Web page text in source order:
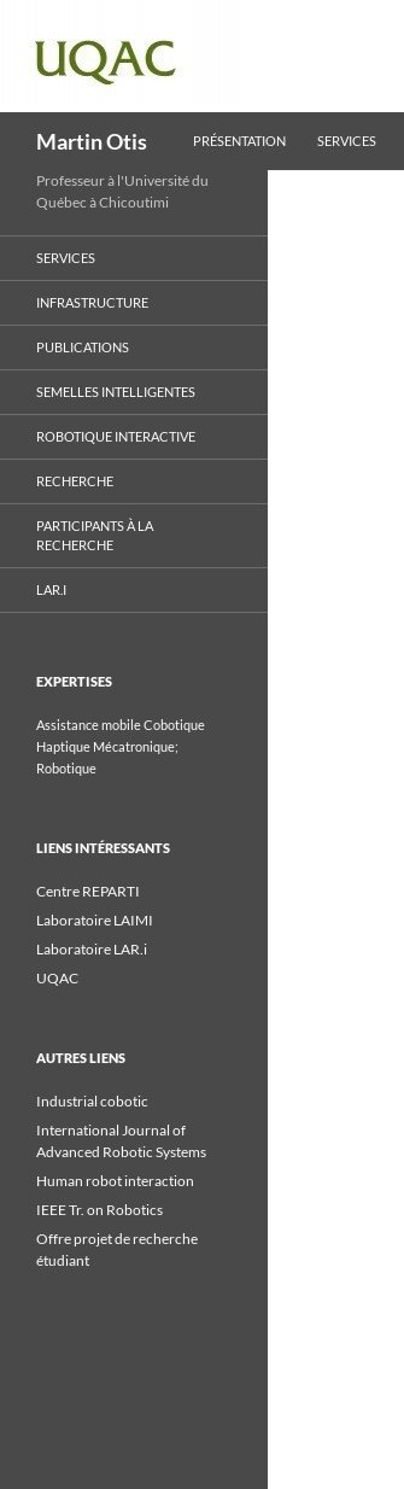
Martin Otis
PRÉSENTATION
SERVICES
Professeur à l'Université du
Québec à Chicoutimi
SERVICES
INFRASTRUCTURE
PUBLICATIONS
SEMELLES INTELLIGENTES
ROBOTIQUE INTERACTIVE
RECHERCHE
PARTICIPANTS À LA
RECHERCHE
LAR.I
EXPERTISES
Assistance mobileCobotique
Haptique Mécatronique;
Robotique
LIENS INTÉRESSANTS
Centre REPARTI
Laboratoire LAIMI
Laboratoire LAR.i
UQAC
AUTRES LIENS
Industrial cobotic
International Journal of
Advanced Robotic Systems
Human robot interaction
IEEE Tr. on Robotics
Offre projet de recherche
étudiant